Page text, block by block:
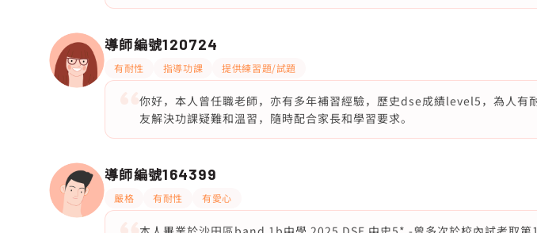
導師編號120724
有耐性 指導功課 提供練習題/試題
你好，本人曾任職老師，亦有多年補習經驗，歷史dse成績level5，為人有
友解決功課疑難和溫習，隨時配合家長和學習要求。
導師編號164399
嚴格 有耐性 有愛心